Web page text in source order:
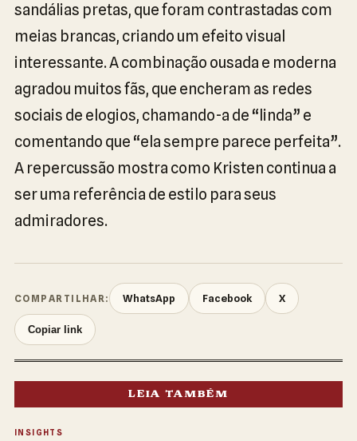
sandálias pretas, que foram contrastadas com
meias brancas, criando um efeito visual
interessante. A combinação ousada e moderna
agradou muitos fãs, que encheram as redes
sociais de elogios, chamando-a de “linda” e
comentando que “ela sempre parece perfeita”.
A repercussão mostra como Kristen continua a
ser uma referência de estilo para seus
admiradores.
COMPARTILHAR: WhatsApp Facebook X
Copiar link
LEIA TAMBÉM
INSIGHTS